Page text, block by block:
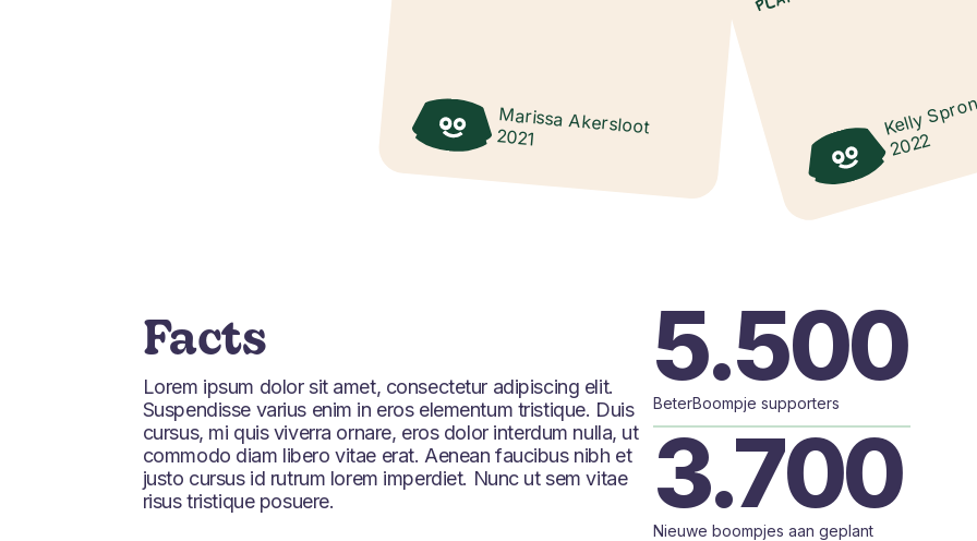
Marissa Akersloot
2021 Kelly
2022
Facts
Lorem ipsum dolor sit amet, consectetur adipiscing elit.
Suspendisse varius enim in eros elementum tristique. Duis
cursus, mi quis viverra ornare, eros dolor interdum nulla, ut
commodo diam libero vitae erat. Aenean faucibus nibh et
justo cursus id rutrum lorem imperdiet. Nunc ut sem vitae
risus tristique posuere.
5.500
BeterBoompje supporters
3.700
Nieuwe boompjes aan geplant